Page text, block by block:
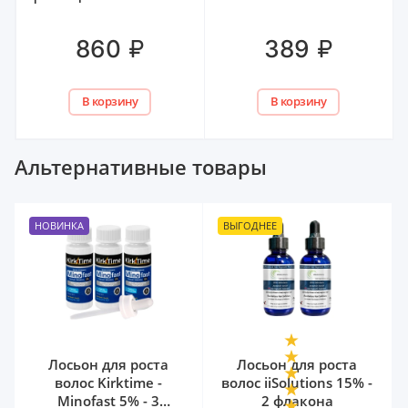
860 ₽
В корзину
389 ₽
В корзину
Альтернативные товары
НОВИНКА
Лосьон для роста
волос Kirktime -
Minofast 5% - 3
ВЫГОДНЕЕ
Лосьон для роста
волос iiSolutions 15% -
2 флакона